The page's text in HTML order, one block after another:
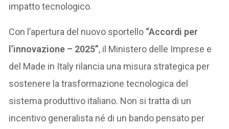
impatto tecnologico.
Con l’apertura del nuovo sportello “Accordi per
l’innovazione – 2025”, il Ministero delle Imprese e
del Made in Italy rilancia una misura strategica per
sostenere la trasformazione tecnologica del
sistema produttivo italiano. Non si tratta di un
incentivo generalista né di un bando pensato per